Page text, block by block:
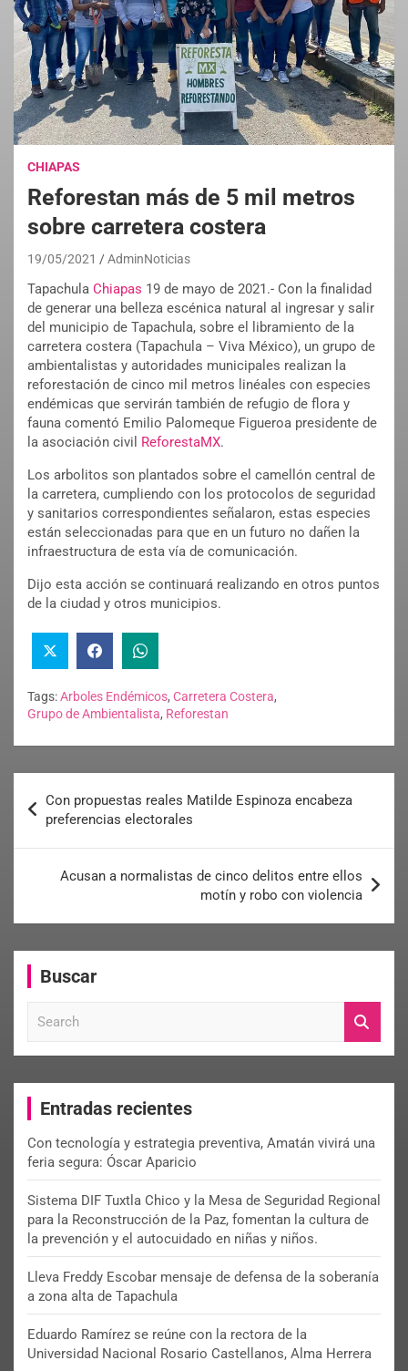
CHIAPAS
Reforestan más de 5 mil metros
sobre carretera costera
19/05/2021 AdminNoticias
Tapachula Chiapas 19 de mayo de 2021.- Con la finalidad
de generar una belleza escénica natural al ingresar y salir
del municipio de Tapachula, sobre el libramiento de la
carretera costera (Tapachula – Viva México), un grupo de
ambientalistas y autoridades municipales realizan la
reforestación de cinco mil metros linéales con especies
endémicas que servirán también de refugio de flora y
fauna comentó Emilio Palomeque Figueroa presidente de
la asociación civil ReforestaMX.
Los arbolitos son plantados sobre el camellón central de
la carretera, cumpliendo con los protocolos de seguridad
y sanitarios correspondientes señalaron, estas especies
están seleccionadas para que en un futuro no dañen la
infraestructura de esta vía de comunicación.
Dijo esta acción se continuará realizando en otros puntos
de la ciudad y otros municipios.
Tags:Arboles Endémicos, Carretera Costera,
Grupo de Ambientalista, Reforestan
Con propuestas reales Matilde Espinoza encabeza
preferencias electorales
Acusan a normalistas de cinco delitos entre ellos
motín y robo con violencia
Buscar
c
Entradas recientes
Con tecnología y estrategia preventiva, Amatán vivirá una
feria segura: Óscar Aparicio
Sistema DIF Tuxtla Chico y la Mesa de Seguridad Regional
para la Reconstrucción de la Paz, fomentan la cultura de
la prevención y el autocuidado en niñas y niños.
Lleva Freddy Escobar mensaje de defensa de la soberanía
a zona alta de Tapachula
Eduardo Ramírez se reúne con la rectora de la
Universidad Nacional Rosario Castellanos, Alma Herrera